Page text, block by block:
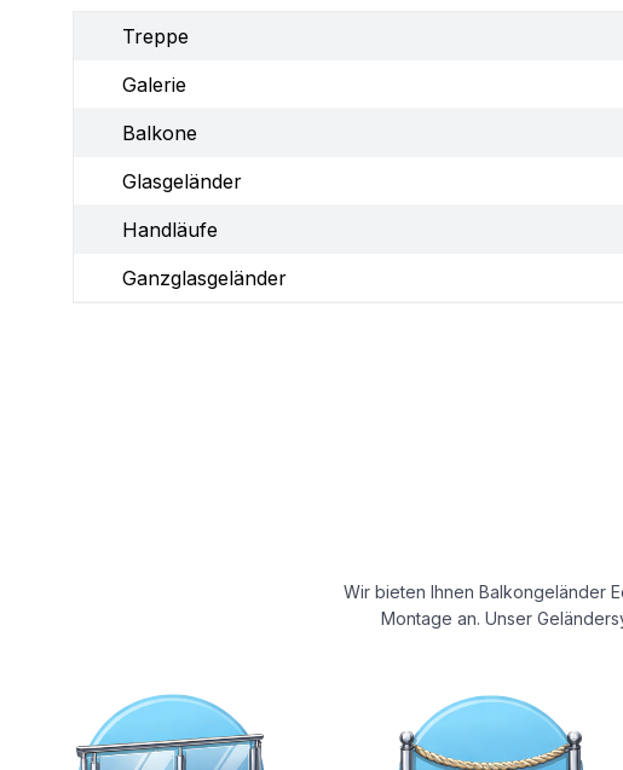
Treppe
Galerie
Balkone
Glasgeländer
Handläufe
Ganzglasgeländer
Wir bieten Ihnen Balkongeländer
Montage an. Unser